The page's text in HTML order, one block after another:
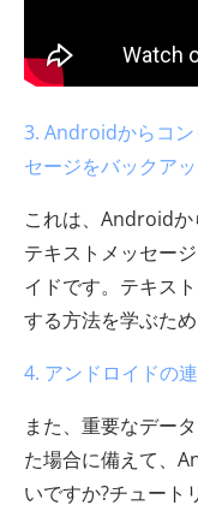
3. Androidからコ
セージをバックア
これは、Androidか
テキストメッセー
イドです。テキス
する方法を学ぶた
4. アンドロイドの
また、重要なデー
た場合に備えて、
いですか?チュート